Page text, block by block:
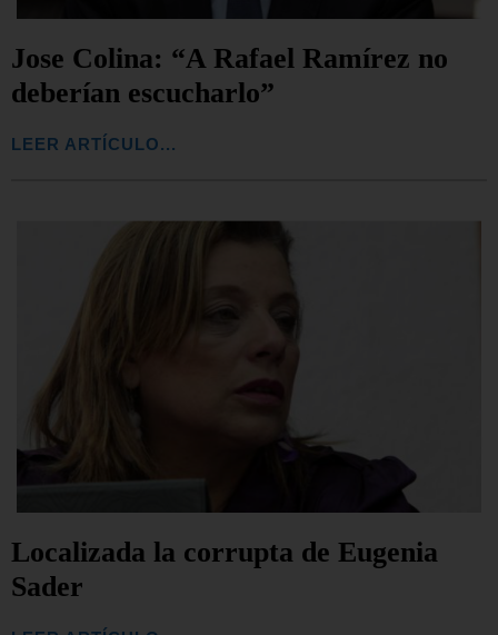
Jose Colina: “A Rafael Ramírez no
deberían escucharlo”
LEER ARTÍCULO...
Localizada la corrupta de Eugenia
Sader